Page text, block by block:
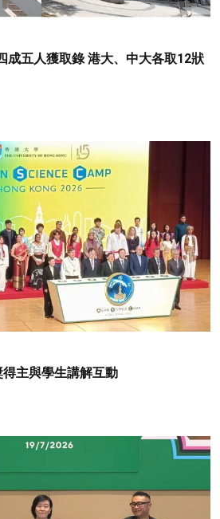
成五人獲取錄 港大、中大各取12狀
主與學生講解互動